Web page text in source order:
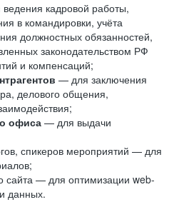
кадровой работы,
в командировки, учёта
должностных обязанностей,
законодательством РФ
и компенсаций;
— для заключения
делового общения,
офиса — для выдачи
спикеров мероприятий — для
сайта — для оптимизации web-
данных.